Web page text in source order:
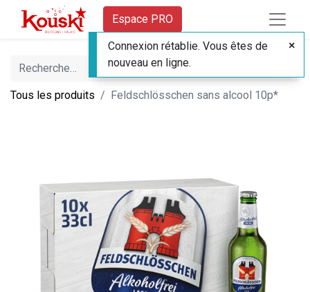
Espace PRO
Tous les produits Feldschlösschen sans alcool 10p*
Connexion rétablie. Vous êtes de
nouveau en ligne.